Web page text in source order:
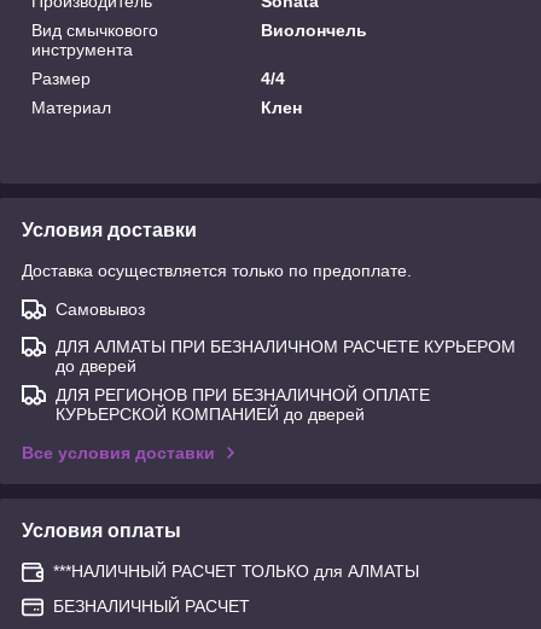
Вид смычкового
инструмента
Виолончель
Размер
4/4
Материал
Клен
Условия доставки
Доставка осуществляется только по предоплате.
Самовывоз
ДЛЯ АЛМАТЫ ПРИ БЕЗНАЛИЧНОМ РАСЧЕТЕ КУРЬЕРОМ
до дверей
ДЛЯ РЕГИОНОВ ПРИ БЕЗНАЛИЧНОЙ ОПЛАТЕ
КУРЬЕРСКОЙ КОМПАНИЕЙ до дверей
Все условия доставки
Условия оплаты
***НАЛИЧНЫЙ РАСЧЕТ ТОЛЬКО для АЛМАТЫ
БЕЗНАЛИЧНЫЙ РАСЧЕТ